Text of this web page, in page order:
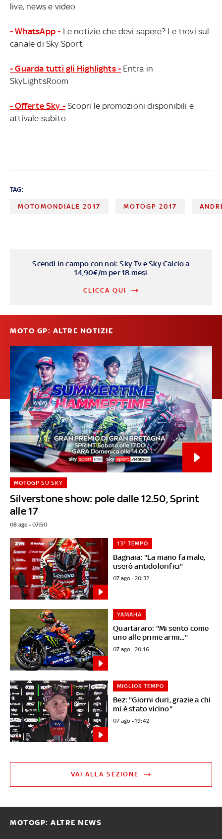
live, news e video
- WhatsApp - Le notizie che devi sapere? Le trovi sul
canale di Sky Sport
- Guarda tutti gli Highlights - Entra in
SkyLightsRoom
- Offerte Sky - Scopri le promozioni disponibili e
attivale subito
TAG:
MOTOMONDIALE 2017 MOTOGP 2017
Scendi in campo con noi: Sky Tv e Sky Calcio a
14,90€/m per 18 mesi
CLICCA QUI
MOTO GP: ALTRE NOTIZIE
Silverstone show: pole dalle 12.50, Sprint
alle 17
MOTOGP SU SKY
08 ago - 07:50
Bagnaia: "La mano fa male,
userò antidolorifici"
13° TEMPO
07 ago - 20:32
Quartararo: "Mi sento come
uno alle prime armi..."
YAMAHA
07 ago - 20:16
Bez: "Giorni duri, grazie a chi
mi è stato vicino"
MIGLIOR TEMPO
07 ago - 19:42
VAI ALLA SEZIONE
MOTOGP: ALTRE NEWS